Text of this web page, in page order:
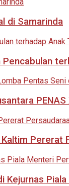
di Samarinda
Pererat
Kejurnas